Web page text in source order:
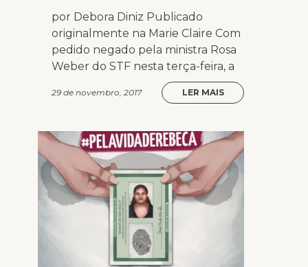
por Debora Diniz Publicado
originalmente na Marie Claire Com
pedido negado pela ministra Rosa
Weber do STF nesta terça-feira, a
29 de novembro, 2017 LER MAIS